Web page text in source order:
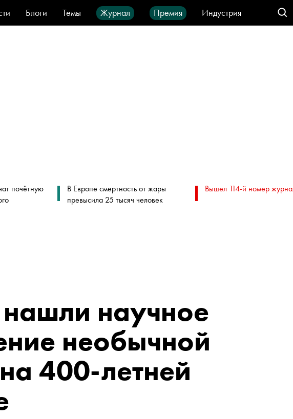
Блоги Темы Журнал Премия
Индустрия
Стиль
Видео Город IT-продукты
почётную
В Европе смертность от жары
превысила 25 тысяч человек
Вышел 114-й номер
научное
необычной
400-летней